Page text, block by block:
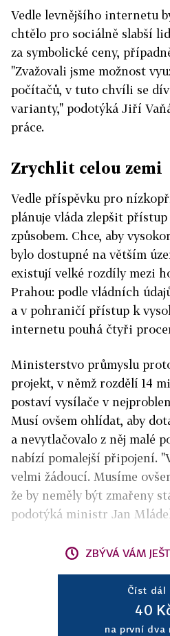
Vedle levnějšího internetu
chtělo pro sociálně slabší
za symbolické ceny,
"Zvažovali jsme možnost
počítačů, v tuto chvíli se
varianty," podotýká Jiří
práce.
Zrychlit celou zemi
Vedle příspěvku pro
plánuje vláda zlepšit
způsobem. Chce, aby
bylo dostupné na větším
existují velké rozdíly mezi
Prahou: podle vládních
a v pohraničí přístup k
internetu pouhá čtyři
Ministerstvo průmyslu
projekt, v němž rozdělí 14
postaví vysílače v
Musí ovšem ohlídat, aby
a nevytlačovalo z něj malé
nabízí pomalejší připojení.
velmi žádoucí. Musíme
že by neměly být zmařeny
podotýká ministr Jan
ZBÝVÁ VÁM
Číst dál
40
na první dva